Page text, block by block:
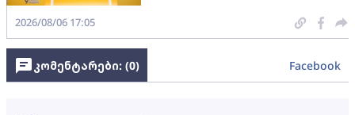
2026/08/06 17:05
კომენტარები: (0) Facebook